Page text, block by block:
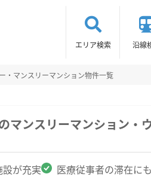
エリア検索 沿線
・マンスリーマンション物件一覧
マンスリーマンション・
が充実 医療従事者の滞在に